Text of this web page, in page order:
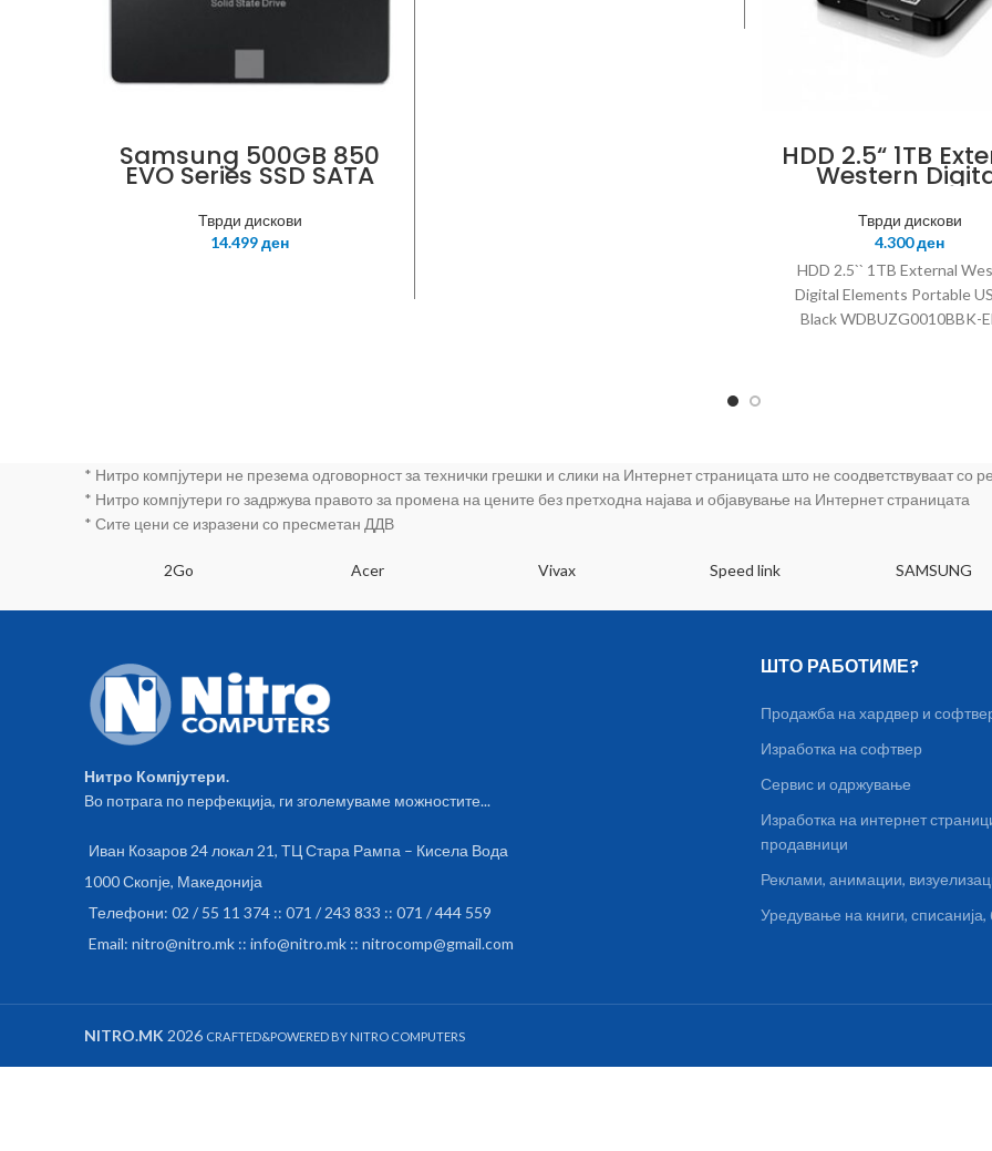
Samsung 500GB 850
EVO Series SSD SATA
III
Тврди дискови
14.499ден
HDD 2.5“ 1TB
Western
Elements
USB3.0 Black
EESN
Тврди дискови
4.300ден
HDD 2.5`` 1TB External
Digital Elements Portable
Black WDBUZG0010BBK-
* Нитро компјутери не презема одговорност за технички грешки и слики на Интернет страницата што не соодветствуваат со
* Нитро компјутери го задржува правото за промена на цените без претходна најава и објавување на Интернет страницата
* Сите цени се изразени со пресметан ДДВ
2Go Acer Vivax Speed link SAMSUNG
Нитро Компјутери.
Во потрага по перфекција, ги зголемуваме можностите...
Иван Козаров 24 локал 21, ТЦ Стара Рампа – Кисела Вода
1000 Скопје, Македонија
Телефони: 02 / 55 11 374 :: 071 / 243 833 :: 071 / 444 559
Email: nitro@nitro.mk :: info@nitro.mk :: nitrocomp@gmail.com
ШТО РАБОТИМЕ?
Продажба на хардвер и
Изработка на софтвер
Сервис и одржување
Изработка на интернет
продавници
Реклами, анимации,
Уредување на книги,
NITRO.MK 2026 CRAFTED&POWERED BY NITRO COMPUTERS